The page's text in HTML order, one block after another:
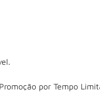
por Tempo